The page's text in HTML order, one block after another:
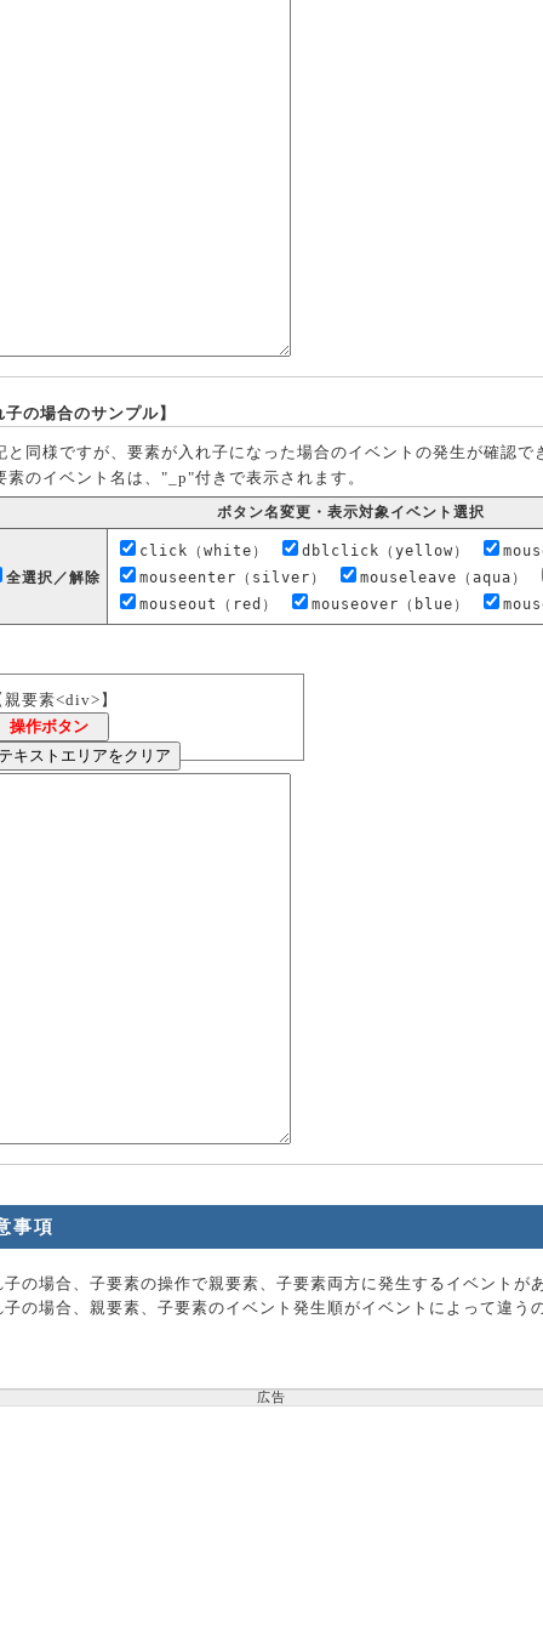
子の場合のサンプル】
と同様ですが、要素が入れ子になった場合のイベントの発生が確認で
素のイベント名は、"_p"付きで表示されます。
ボタン名変更・表示対象イベント選択
全選択／解除
click（white） dblclick（yellow）
mouseenter（silver）
mouseleave（aqua）
mouseout（red）
mouseover（blue）
親要素<div>】
事項
子の場合、子要素の操作で親要素、子要素両方に発生するイベントが
子の場合、親要素、子要素のイベント発生順がイベントによって違う
広告